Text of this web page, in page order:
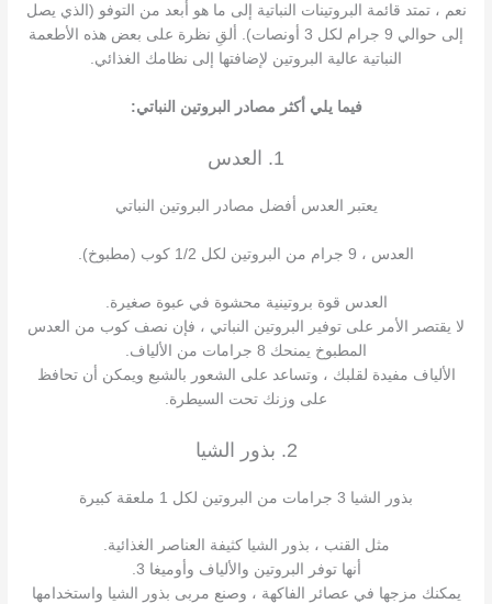
نعم ، تمتد قائمة البروتينات النباتية إلى ما هو أبعد من التوفو (الذي يصل
إلى حوالي 9 جرام لكل 3 أونصات). ألقِ نظرة على بعض هذه الأطعمة
النباتية عالية البروتين لإضافتها إلى نظامك الغذائي.
فيما يلي أكثر مصادر البروتين النباتي:
1. العدس
يعتبر العدس أفضل مصادر البروتين النباتي
العدس ، 9 جرام من البروتين لكل 1/2 كوب (مطبوخ).
العدس قوة بروتينية محشوة في عبوة صغيرة.
لا يقتصر الأمر على توفير البروتين النباتي ، فإن نصف كوب من العدس
المطبوخ يمنحك 8 جرامات من الألياف.
الألياف مفيدة لقلبك ، وتساعد على الشعور بالشبع ويمكن أن تحافظ
على وزنك تحت السيطرة.
2. بذور الشيا
بذور الشيا 3 جرامات من البروتين لكل 1 ملعقة كبيرة
مثل القنب ، بذور الشيا كثيفة العناصر الغذائية.
أنها توفر البروتين والألياف وأوميغا 3.
يمكنك مزجها في عصائر الفاكهة ، وصنع مربى بذور الشيا واستخدامها